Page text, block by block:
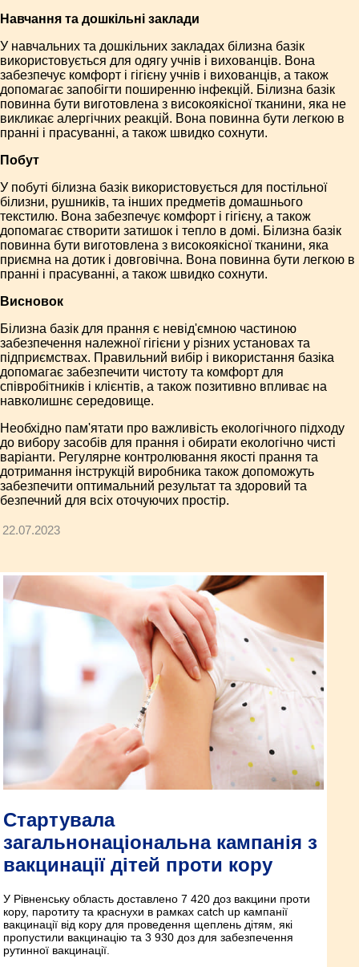
Навчання та дошкільні заклади
У навчальних та дошкільних закладах білизна базік
використовується для одягу учнів і вихованців. Вона
забезпечує комфорт і гігієну учнів і вихованців, а також
допомагає запобігти поширенню інфекцій. Білизна базік
повинна бути виготовлена з високоякісної тканини, яка не
викликає алергічних реакцій. Вона повинна бути легкою в
пранні і прасуванні, а також швидко сохнути.
Побут
У побуті білизна базік використовується для постільної
білизни, рушників, та інших предметів домашнього
текстилю. Вона забезпечує комфорт і гігієну, а також
допомагає створити затишок і тепло в домі. Білизна базік
повинна бути виготовлена з високоякісної тканини, яка
приємна на дотик і довговічна. Вона повинна бути легкою в
пранні і прасуванні, а також швидко сохнути.
Висновок
Білизна базік для прання є невід'ємною частиною
забезпечення належної гігієни у різних установах та
підприємствах. Правильний вибір і використання базіка
допомагає забезпечити чистоту та комфорт для
співробітників і клієнтів, а також позитивно впливає на
навколишнє середовище.
Необхідно пам'ятати про важливість екологічного підходу
до вибору засобів для прання і обирати екологічно чисті
варіанти. Регулярне контролювання якості прання та
дотримання інструкцій виробника також допоможуть
забезпечити оптимальний результат та здоровий та
безпечний для всіх оточуючих простір.
22.07.2023
Стартувала
загальнонаціональна кампанія з
вакцинації дітей проти кору
У Рівненську область доставлено 7 420 доз вакцини проти
кору, паротиту та краснухи в рамках catch up кампанії
вакцинації від кору для проведення щеплень дітям, які
пропустили вакцинацію та 3 930 доз для забезпечення
рутинної вакцинації.